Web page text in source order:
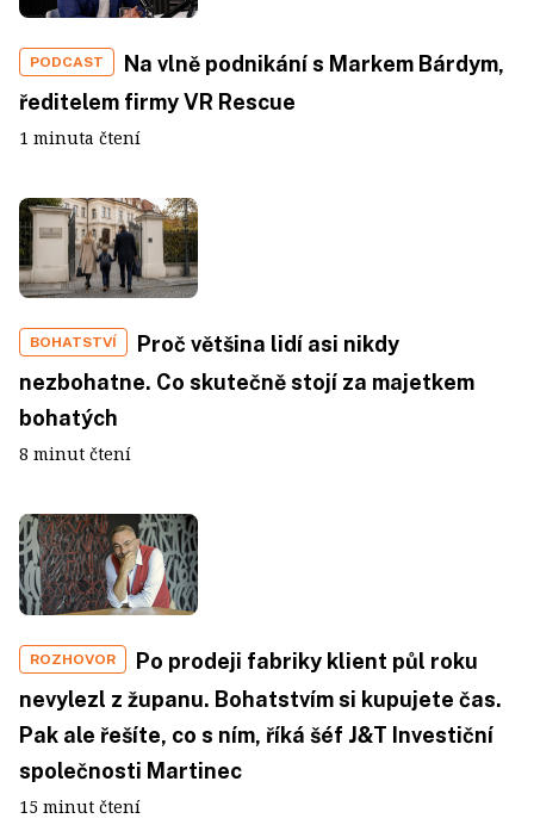
PODCAST
Na vlně podnikání s Markem Bárdym,
ředitelem firmy VR Rescue
1 minuta čtení
BOHATSTVÍ
Proč většina lidí asi nikdy
nezbohatne. Co skutečně stojí za majetkem
bohatých
8 minut čtení
ROZHOVOR
Po prodeji fabriky klient půl roku
nevylezl z županu. Bohatstvím si kupujete čas.
Pak ale řešíte, co s ním, říká šéf J&T Investiční
společnosti Martinec
15 minut čtení